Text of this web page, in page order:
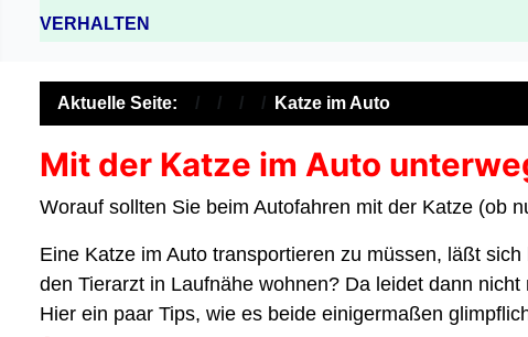
VERHALTEN
Aktuelle Seite: Katze im Auto
Mit der Katze im Auto
Worauf sollten Sie beim Autofahren mit der Katze (ob
Eine Katze im Auto transportieren zu müssen, läßt
den Tierarzt in Laufnähe wohnen? Da leidet dann
Hier ein paar Tips, wie es beide einigermaßen